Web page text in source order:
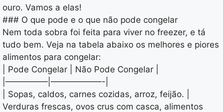
ouro. Vamos a elas!
### O que pode e o que não pode congelar
Nem toda sobra foi feita para viver no freezer, e tá
tudo bem. Veja na tabela abaixo os melhores e piores
alimentos para congelar:
| Pode Congelar | Não Pode Congelar |
|—————|——————-|
| Sopas, caldos, carnes cozidas, arroz, feijão. |
Verduras frescas, ovos crus com casca, alimentos